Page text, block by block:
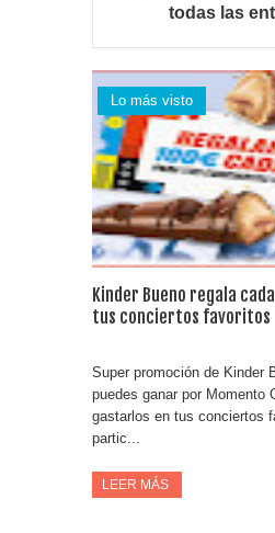
Date el gustazo con
casco
todas las
Lo más visto
Kinder Bueno regala
tus conciertos favoritos
Super promoción de Kinder
puedes ganar por Momento
gastarlos en tus conciertos
partic...
LEER MÁS